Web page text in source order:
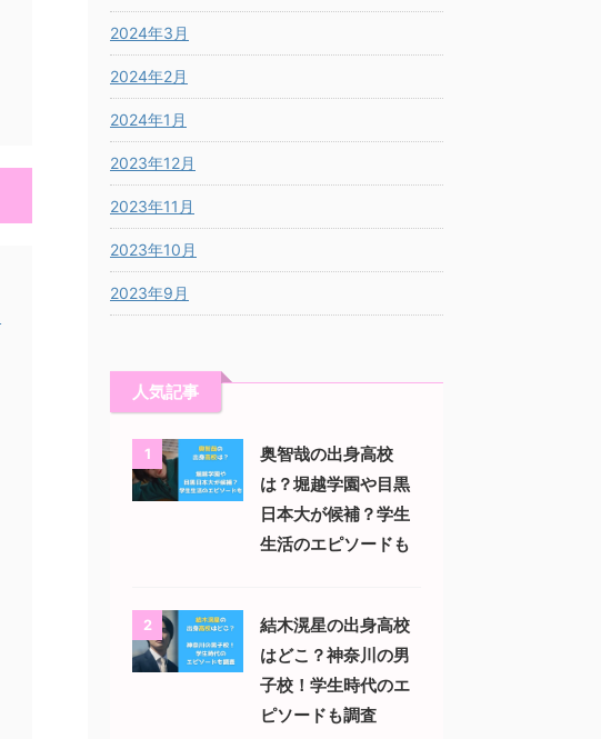
2024年3月
2024年2月
2024年1月
2023年12月
2023年11月
2023年10月
2023年9月
人気記事
1
奥智哉の出身高校
は？堀越学園や目黒
日本大が候補？学生
生活のエピソードも
2
結木滉星の出身高校
はどこ？神奈川の男
子校！学生時代のエ
ピソードも調査